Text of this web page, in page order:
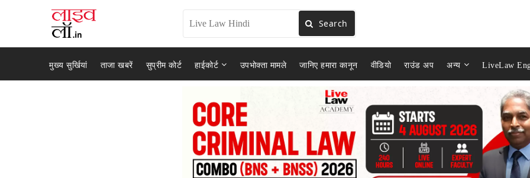
Search
मुख्य सुर्खियां ताजा खबरें सुप्रीम कोर्ट हाईकोर्ट उपभोक्ता मामले जानिए हमारा कानून वीडियो राउंड अप अन्य LiveLaw